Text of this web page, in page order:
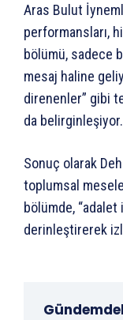
Aras Bulut
performansları,
bölümü, sadece
mesaj haline
direnenler” gibi
da belirginleşiyor.
Sonuç olarak
toplumsal
bölümde, “adalet
derinleştirerek